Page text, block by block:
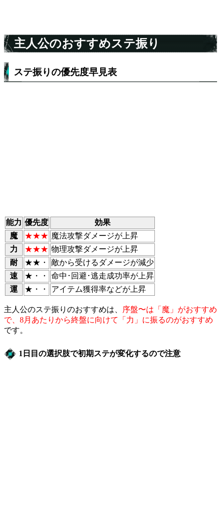
主人公のおすすめステ振り
ステ振りの優先度早見表
能力 優先度
効果
魔
★★★ 魔法攻撃ダメージが上昇
力
★★★ 物理攻撃ダメージが上昇
耐
★★・
敵から受けるダメージが減少
速
★・・
命中･回避･逃走成功率が上昇
運
★・・ アイテム獲得率などが上昇
主人公のステ振りのおすすめは、
序盤〜は「魔」がおすすめ
で、8月あたりから終盤に向けて「力」に振るのがおすすめ
です。
1日目の選択肢で初期ステが変化するので注意